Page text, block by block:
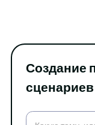
Создание
сценариев